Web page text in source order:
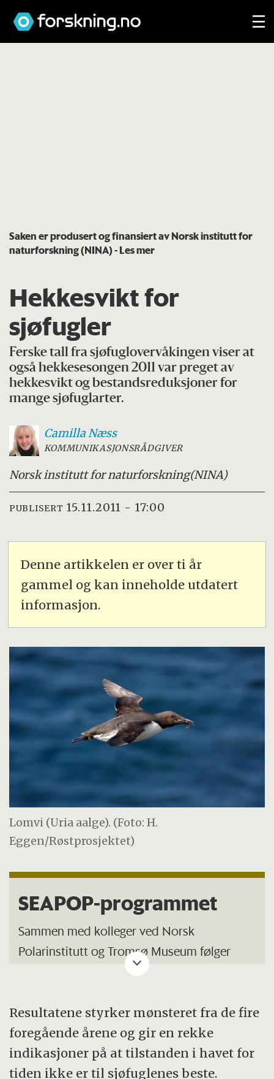
Saken er produsert og finansiert av Norsk institutt for
naturforskning (NINA)- Les mer
Hekkesvikt for
sjøfugler
Ferske tall fra sjøfuglovervåkingen viser at
også hekkesesongen 2011 var preget av
hekkesvikt og bestandsreduksjoner for
mange sjøfuglarter.
CamillaNæss
KOMMUNIKASJONSRÅDGIVER
Norsk institutt for naturforskning(NINA)
PUBLISERT 15.11.2011 - 17:00
Denne artikkelen er over ti år
gammel og kan inneholde utdatert
informasjon.
Lomvi (Uria aalge). (Foto: H.
Eggen/Røstprosjektet)
SEAPOP-programmet
Sammen med kolleger ved Norsk
Polarinstitutt og Tromsø Museum følger
forskere fra NINA et nettverk av
på Svalbard.
Det nasjonale overvåkingsprogrammet for
sjøfugl ble etablert i 1988 og er nå en
Resultatene styrker mønsteret fra de fire
foregående årene og gir en rekke
indikasjoner på at tilstanden i havet for
tiden ikke er til sjøfuglenes beste.